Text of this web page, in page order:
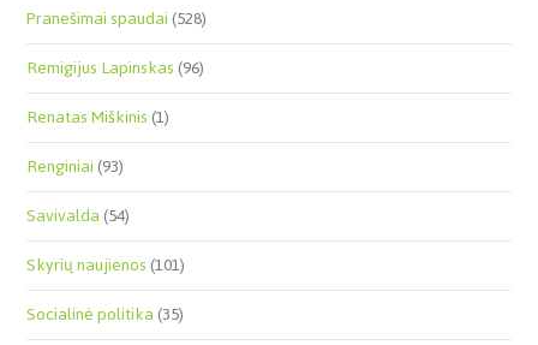
Pranešimai spaudai(528)
Remigijus Lapinskas(96)
Renatas Miškinis(1)
Renginiai(93)
Savivalda(54)
Skyrių naujienos(101)
Socialinė politika(35)